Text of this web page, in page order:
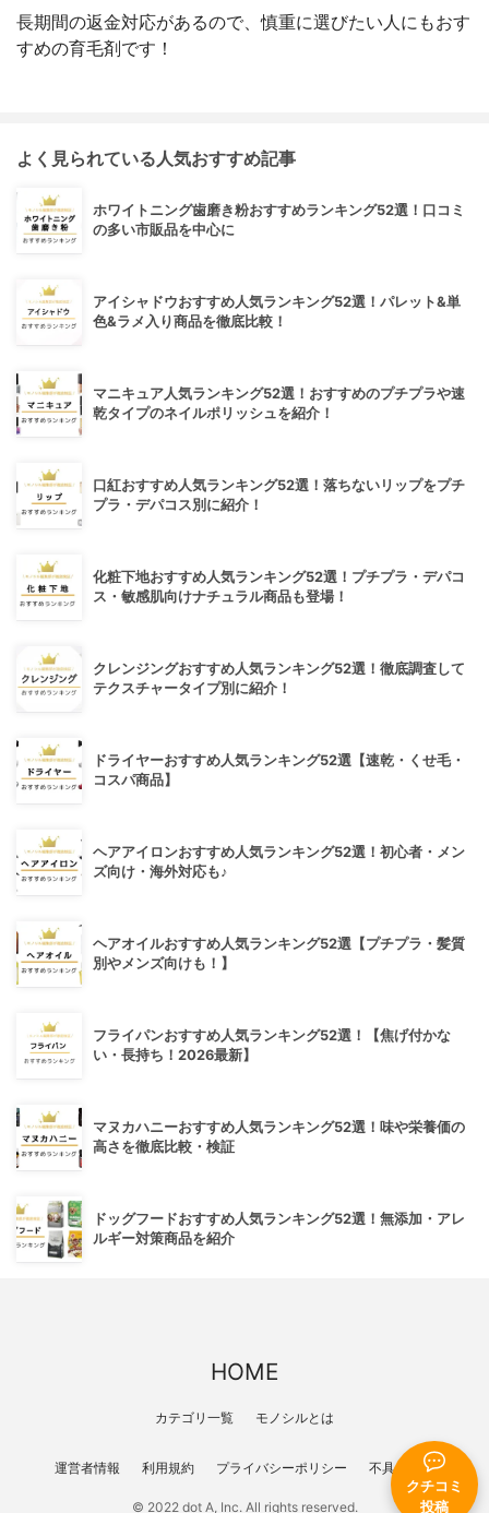
クチコミ
投稿
長期間の返金対応があるので、慎重に選びたい人にもおす
すめの育毛剤です！
よく見られている人気おすすめ記事
ホワイトニング歯磨き粉おすすめランキング52選！口コミ
の多い市販品を中心に
アイシャドウおすすめ人気ランキング52選！パレット&単
色&ラメ入り商品を徹底比較！
マニキュア人気ランキング52選！おすすめのプチプラや速
乾タイプのネイルポリッシュを紹介！
口紅おすすめ人気ランキング52選！落ちないリップをプチ
プラ・デパコス別に紹介！
化粧下地おすすめ人気ランキング52選！プチプラ・デパコ
ス・敏感肌向けナチュラル商品も登場！
クレンジングおすすめ人気ランキング52選！徹底調査して
テクスチャータイプ別に紹介！
ドライヤーおすすめ人気ランキング52選【速乾・くせ毛・
コスパ商品】
ヘアアイロンおすすめ人気ランキング52選！初心者・メン
ズ向け・海外対応も♪
ヘアオイルおすすめ人気ランキング52選【プチプラ・髪質
別やメンズ向けも！】
フライパンおすすめ人気ランキング52選！【焦げ付かな
い・長持ち！2026最新】
マヌカハニーおすすめ人気ランキング52選！味や栄養価の
高さを徹底比較・検証
ドッグフードおすすめ人気ランキング52選！無添加・アレ
ルギー対策商品を紹介
HOME
カテゴリ一覧 モノシルとは
運営者情報 利用規約 プライバシーポリシー 不具合報告
© 2022 dot A, Inc. All rights reserved.